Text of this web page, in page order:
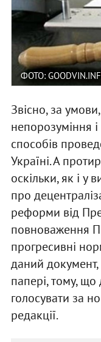
ФОТО:
Звісно, за
непорозуміння
способів
Україні. А
оскільки, як і у
про
реформи від
повноваження
прогресивні
даний документ,
папері, тому, що
голосувати за
редакції.